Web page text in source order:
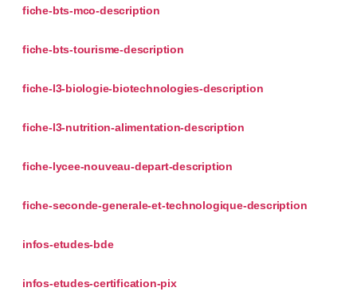
fiche-bts-mco-description
fiche-bts-tourisme-description
fiche-l3-biologie-biotechnologies-description
fiche-l3-nutrition-alimentation-description
fiche-lycee-nouveau-depart-description
fiche-seconde-generale-et-technologique-description
infos-etudes-bde
infos-etudes-certification-pix